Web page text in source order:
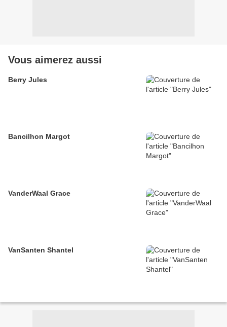
Vous aimerez aussi
Berry Jules
Bancilhon Margot
VanderWaal Grace
VanSanten Shantel